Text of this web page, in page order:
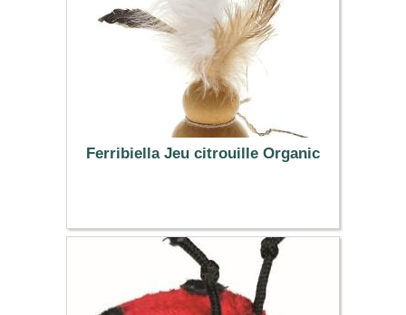
Ferribiella Jeu citrouille Organic
6.99 €